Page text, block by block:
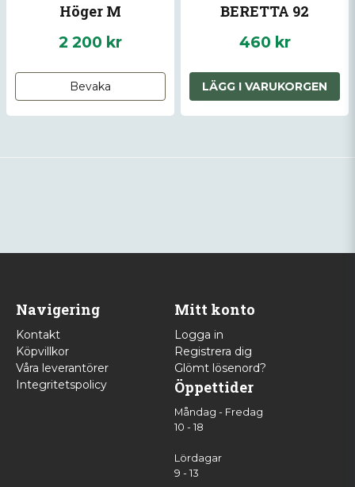
Höger M
2 200 kr
Bevaka
BERETTA 92
460 kr
LÄGG I VARUKORGEN
Navigering
Kontakt
Köpvillkor
Våra leverantörer
Integritetspolicy
Mitt konto
Logga in
Registrera dig
Glömt lösenord?
Öppettider
Måndag - Fredag
10 - 18
Lördagar
9 - 13